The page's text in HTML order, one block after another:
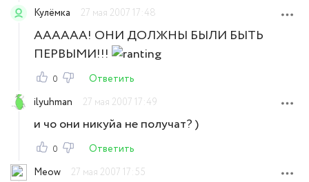
Кулёмка
27 мая 2007 17:48
АААААА! ОНИ ДОЛЖНЫ БЫЛИ БЫТЬ
ПЕРВЫМИ!!!
0
Ответить
ilyuhman
27 мая 2007 17:49
и чо они никуйа не получат? )
0
Ответить
Meow
27 мая 2007 17:55